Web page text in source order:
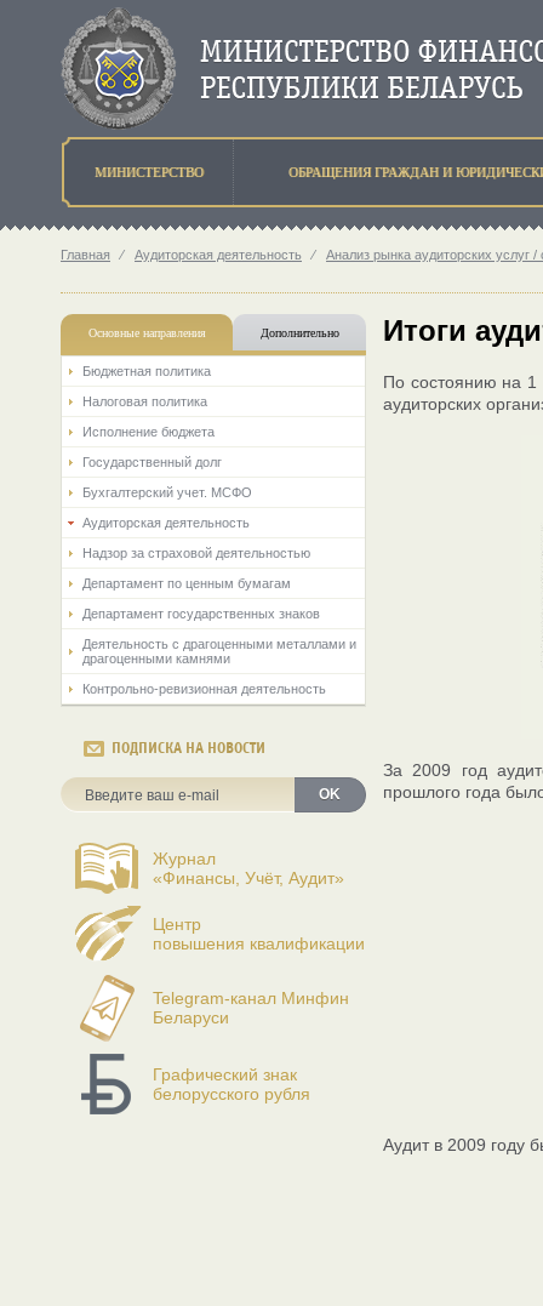
МИНИСТЕРСТВО ОБРАЩЕНИЯ ГРАЖДАН И
Главная ⁄ Аудиторская деятельность ⁄ Анализ рынка аудиторских услуг
Основные направления Дополнительно
Бюджетная политика
Налоговая политика
Исполнение бюджета
Государственный долг
Бухгалтерский учет. МСФО
Аудиторская деятельность
Надзор за страховой деятельностью
Департамент по ценным бумагам
Департамент государственных знаков
Деятельность с драгоценными металлами и
драгоценными камнями
Контрольно-ревизионная деятельность
ПОДПИСКА НА НОВОСТИ
OK
Журнал
«Финансы, Учёт, Аудит»
Центр
повышения квалификации
Telegram-канал Минфин
Беларуси
Графический знак
белорусского рубля
Итоги
По состоянию на 1
аудиторских
За 2009 год
прошлого года
Аудит в 2009 году